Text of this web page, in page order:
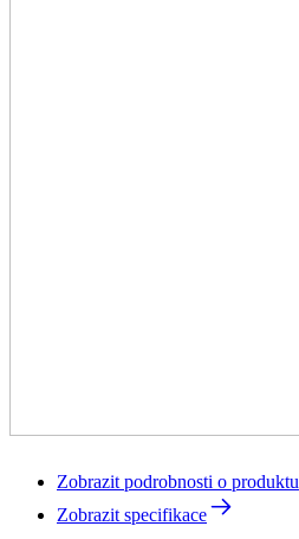
Zobrazit podrobnosti o produktu
Zobrazit specifikace